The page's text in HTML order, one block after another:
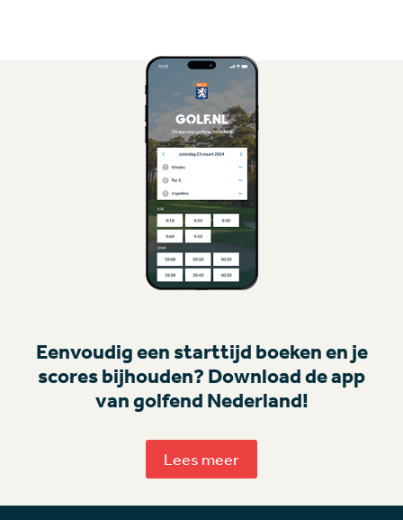
Eenvoudig een starttijd boeken en je
scores bijhouden? Download de app
van golfend Nederland!
Lees meer